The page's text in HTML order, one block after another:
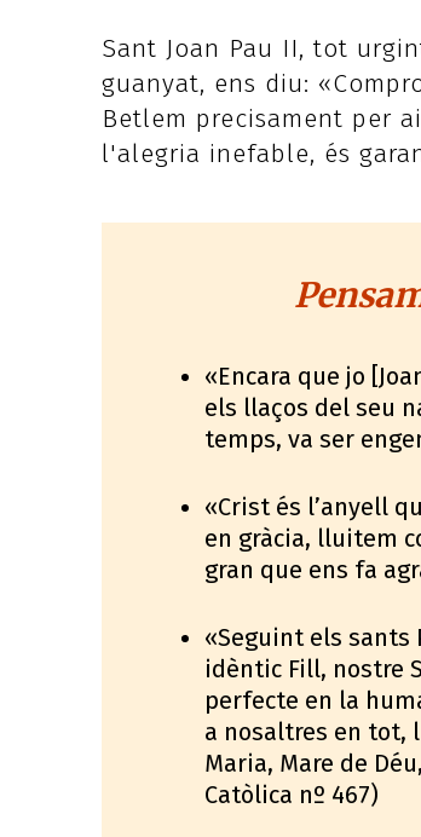
Sant Joan Pau II, tot
guanyat, ens diu:
Betlem precisament per
l'alegria inefable, és
«Encara que jo
els llaços del seu
temps, va ser
«Crist és l’anyell
en gràcia, lluitem
gran que ens fa
«Seguint els sants
idèntic Fill, nostre
perfecte en la
a nosaltres en tot,
Maria, Mare de
Catòlica nº 467)